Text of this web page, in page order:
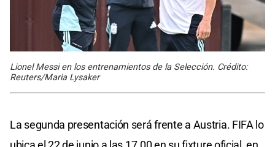
Lionel Messi en los entrenamientos de la Selección. Crédito:
Reuters/Maria Lysaker
La segunda presentación será frente a Austria. FIFA lo